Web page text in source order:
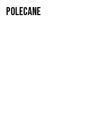
Polecane